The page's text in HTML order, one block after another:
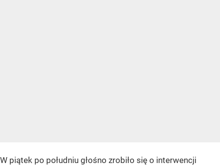
W piątek po południu głośno zrobiło się o interwencji